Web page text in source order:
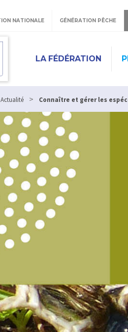
NATIONALE GÉNÉRATION PÊCHE
LA FÉDÉRATION
Actualité > Connaître et gérer les